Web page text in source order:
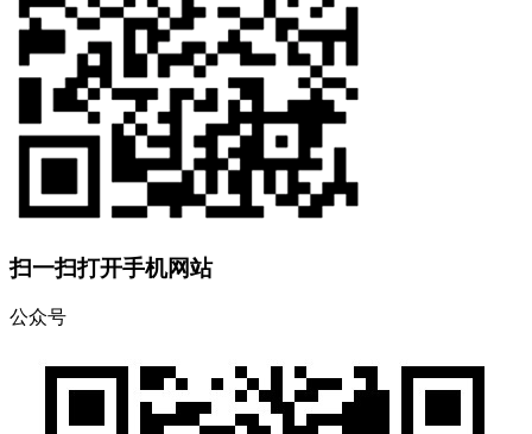
扫一扫打开手机网站
公众号